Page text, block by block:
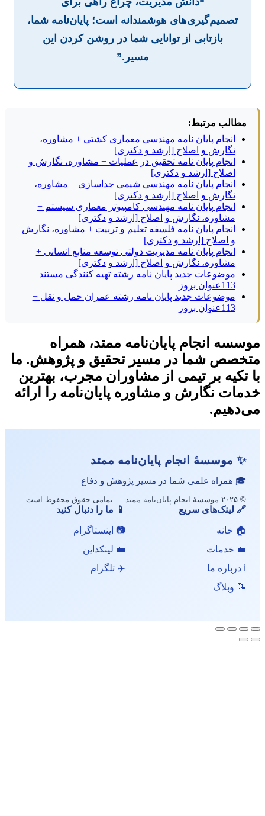
تصمیم‌گیری‌های هوشمندانه است؛ پایان‌نامه شما،
بازتابی از توانایی شما در روشن کردن این
مسیر.”
مطالب مرتبط:
انجام پایان نامه مهندسی معماری کشتی + مشاوره،
نگارش و اصلاح [ارشد و دکتری]
انجام پایان نامه تحقیق در عملیات + مشاوره، نگارش و
اصلاح [ارشد و دکتری]
انجام پایان نامه مهندسی شیمی جداسازی + مشاوره،
نگارش و اصلاح [ارشد و دکتری]
انجام پایان نامه مهندسی کامپیوتر معماری سیستم +
مشاوره، نگارش و اصلاح [ارشد و دکتری]
انجام پایان نامه فلسفه تعلیم و تربیت + مشاوره، نگارش
و اصلاح [ارشد و دکتری]
انجام پایان نامه مدیریت دولتی توسعه منابع انسانی +
مشاوره، نگارش و اصلاح [ارشد و دکتری]
موضوعات جدید پایان نامه رشته تهیه کنندگی مستند +
موضوعات جدید پایان نامه رشته عمران حمل و نقل +
انجام پایان‌نامه ممتد، همراه
شما در مسیر تحقیق و پژوهش. ما
تکیه بر تیمی از مشاوران مجرب، بهترین
نگارش و مشاوره پایان‌نامه را ارائه
✨ موسسهٔ انجام پایان‌نامه ممتد
🎓 همراه علمی شما در مسیر پژوهش و دفاع
🔗 لینک‌های سریع
🏠 خانه
💼 خدمات
📝 وبلاگ
📱 ما را دنبال کنید
📷 اینستاگرام
💼 لینکداین
✈️ تلگرام